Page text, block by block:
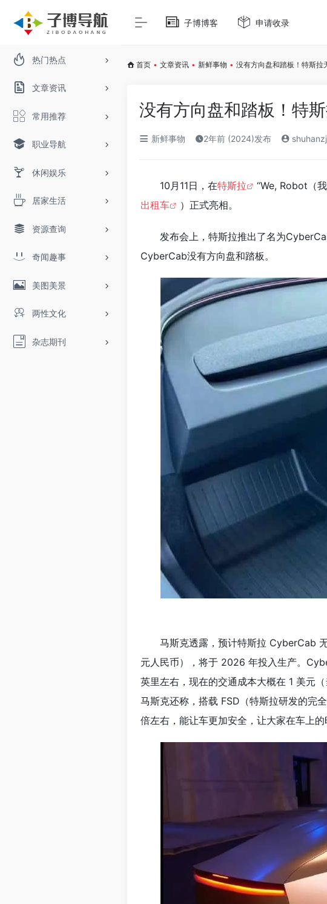
热门热点
文章资讯
常用推荐
职业导航
休闲娱乐
居家生活
资源查询
奇闻趣事
美图美景
两性文化
杂志期刊
子博博客 申请收录
首页 • 文章资讯 • 新鲜事物 • 没有方向盘和踏板！特斯拉
没有方向盘和踏板！特
新鲜事物 2年前 (2024)发布
10月11日，在特斯拉 “We, Robot（我
出租车
）正式亮相。
发布会上，特斯拉推出了名为
CyberCab没有方向盘和踏板。
马斯克透露，预计特斯拉 CyberCab
元人民币），将于 2026 年投入生产。
英里左右，现在的交通成本大概在 1 美元（
马斯克还称，搭载 FSD（特斯拉研发的完
倍左右，能让车更加安全，让大家在车上